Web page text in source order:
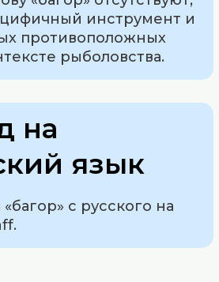
инструмент и
противоположных
рыболовства.
на
язык
с русского на